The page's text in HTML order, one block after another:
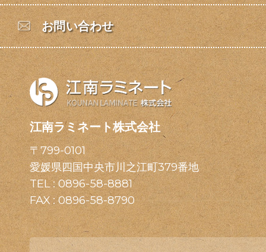
お問い合わせ
江南ラミネート株式会社
〒799-0101
愛媛県四国中央市川之江町379番地
TEL :0896-58-8881
FAX : 0896-58-8790